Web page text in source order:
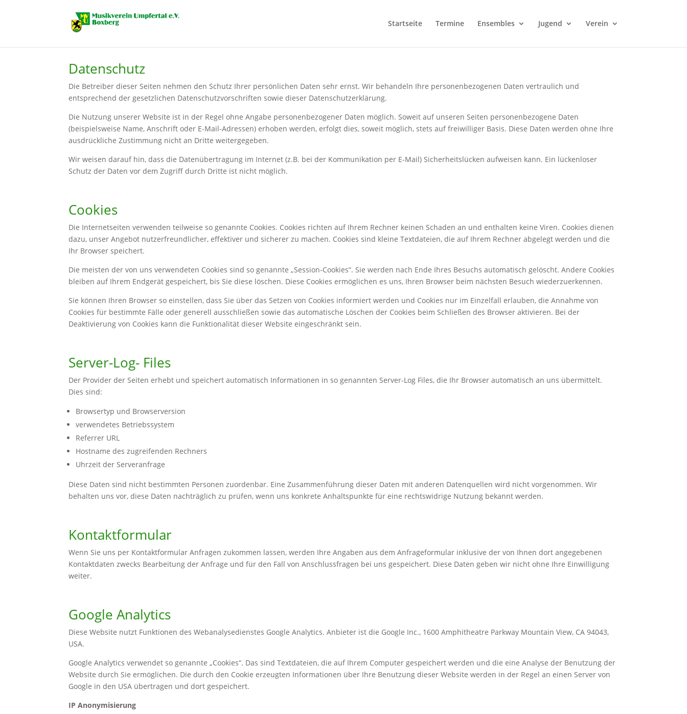
Startseite Termine Ensembles Jugend Verein
Datenschutz
Die Betreiber dieser Seiten nehmen den Schutz Ihrer persönlichen Daten sehr ernst. Wir behandeln Ihre personenbezogenen Daten vertraulich und
entsprechend der gesetzlichen Datenschutzvorschriften sowie dieser Datenschutzerklärung.
Die Nutzung unserer Website ist in der Regel ohne Angabe personenbezogener Daten möglich. Soweit auf unseren Seiten personenbezogene Daten
(beispielsweise Name, Anschrift oder E-Mail-Adressen) erhoben werden, erfolgt dies, soweit möglich, stets auf freiwilliger Basis. Diese Daten werden ohne Ihre
ausdrückliche Zustimmung nicht an Dritte weitergegeben.
Wir weisen darauf hin, dass die Datenübertragung im Internet (z.B. bei der Kommunikation per E-Mail) Sicherheitslücken aufweisen kann. Ein lückenloser
Schutz der Daten vor dem Zugriff durch Dritte ist nicht möglich.
Cookies
Die Internetseiten verwenden teilweise so genannte Cookies. Cookies richten auf Ihrem Rechner keinen Schaden an und enthalten keine Viren. Cookies dienen
dazu, unser Angebot nutzerfreundlicher, effektiver und sicherer zu machen. Cookies sind kleine Textdateien, die auf Ihrem Rechner abgelegt werden und die
Ihr Browser speichert.
Die meisten der von uns verwendeten Cookies sind so genannte „Session-Cookies“. Sie werden nach Ende Ihres Besuchs automatisch gelöscht. Andere Cookies
bleiben auf Ihrem Endgerät gespeichert, bis Sie diese löschen. Diese Cookies ermöglichen es uns, Ihren Browser beim nächsten Besuch wiederzuerkennen.
Sie können Ihren Browser so einstellen, dass Sie über das Setzen von Cookies informiert werden und Cookies nur im Einzelfall erlauben, die Annahme von
Cookies für bestimmte Fälle oder generell ausschließen sowie das automatische Löschen der Cookies beim Schließen des Browser aktivieren. Bei der
Deaktivierung von Cookies kann die Funktionalität dieser Website eingeschränkt sein.
Server-Log- Files
Der Provider der Seiten erhebt und speichert automatisch Informationen in so genannten Server-Log Files, die Ihr Browser automatisch an uns übermittelt.
Dies sind:
Browsertyp und Browserversion
verwendetes Betriebssystem
Referrer URL
Hostname des zugreifenden Rechners
Uhrzeit der Serveranfrage
Diese Daten sind nicht bestimmten Personen zuordenbar. Eine Zusammenführung dieser Daten mit anderen Datenquellen wird nicht vorgenommen. Wir
behalten uns vor, diese Daten nachträglich zu prüfen, wenn uns konkrete Anhaltspunkte für eine rechtswidrige Nutzung bekannt werden.
Kontaktformular
Wenn Sie uns per Kontaktformular Anfragen zukommen lassen, werden Ihre Angaben aus dem Anfrageformular inklusive der von Ihnen dort angegebenen
Kontaktdaten zwecks Bearbeitung der Anfrage und für den Fall von Anschlussfragen bei uns gespeichert. Diese Daten geben wir nicht ohne Ihre Einwilligung
weiter.
Google Analytics
Diese Website nutzt Funktionen des Webanalysedienstes Google Analytics. Anbieter ist die Google Inc., 1600 Amphitheatre Parkway Mountain View, CA 94043,
USA.
Google Analytics verwendet so genannte „Cookies“. Das sind Textdateien, die auf Ihrem Computer gespeichert werden und die eine Analyse der Benutzung der
Website durch Sie ermöglichen. Die durch den Cookie erzeugten Informationen über Ihre Benutzung dieser Website werden in der Regel an einen Server von
Google in den USA übertragen und dort gespeichert.
IP Anonymisierung